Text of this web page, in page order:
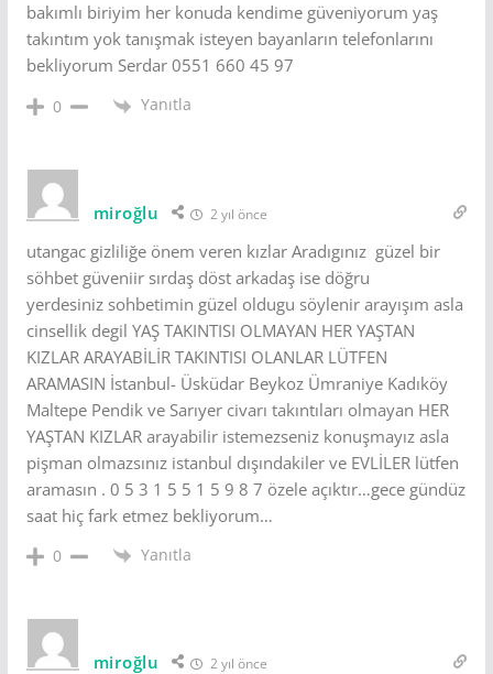
bakımlı biriyim her konuda kendime güveniyorum yaş
takıntım yok tanışmak isteyen bayanların telefonlarını
bekliyorum Serdar 0551 660 45 97
0 Yanıtla
miroğlu 2 yıl önce
utangac gizliliğe önem veren kızlar Aradıgınız güzel bir
söhbet güveniir sırdaş döst arkadaş ise döğru
yerdesiniz sohbetimin güzel oldugu söylenir arayışım asla
cinsellik degil YAŞ TAKINTISI OLMAYAN HER YAŞTAN
KIZLAR ARAYABİLİR TAKINTISI OLANLAR LÜTFEN
ARAMASIN İstanbul- Üsküdar Beykoz Ümraniye Kadıköy
Maltepe Pendik ve Sarıyer civarı takıntıları olmayan HER
YAŞTAN KIZLAR arayabilir istemezseniz konuşmayız asla
pişman olmazsınız istanbul dışındakiler ve EVLİLER lütfen
aramasın . 0 5 3 1 5 5 1 5 9 8 7 özele açıktır…gece gündüz
saat hiç fark etmez bekliyorum…
0 Yanıtla
miroğlu 2 yıl önce